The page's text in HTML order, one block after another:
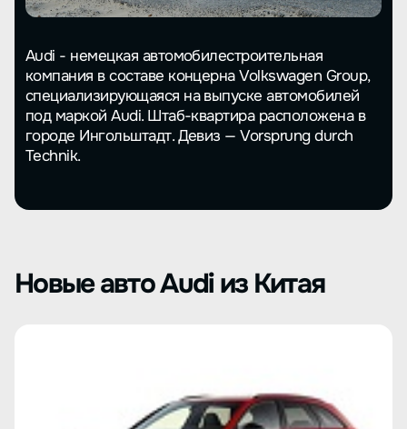
Audi - немецкая автомобилестроительная
компания в составе концерна Volkswagen Group,
специализирующаяся на выпуске автомобилей
под маркой Audi. Штаб-квартира расположена в
городе Ингольштадт. Девиз — Vorsprung durch
Technik.
Новые авто Audi из Китая